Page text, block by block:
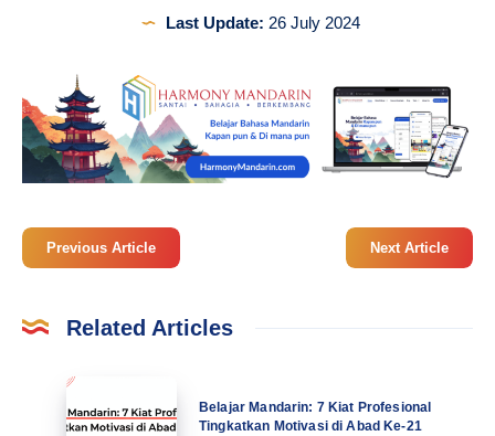
Last Update: 26 July 2024
Previous Article Next Article
Related Articles
Belajar
Mandarin:
Belajar Mandarin: 7 Kiat Profesional
Tingkatkan Motivasi di Abad Ke-21